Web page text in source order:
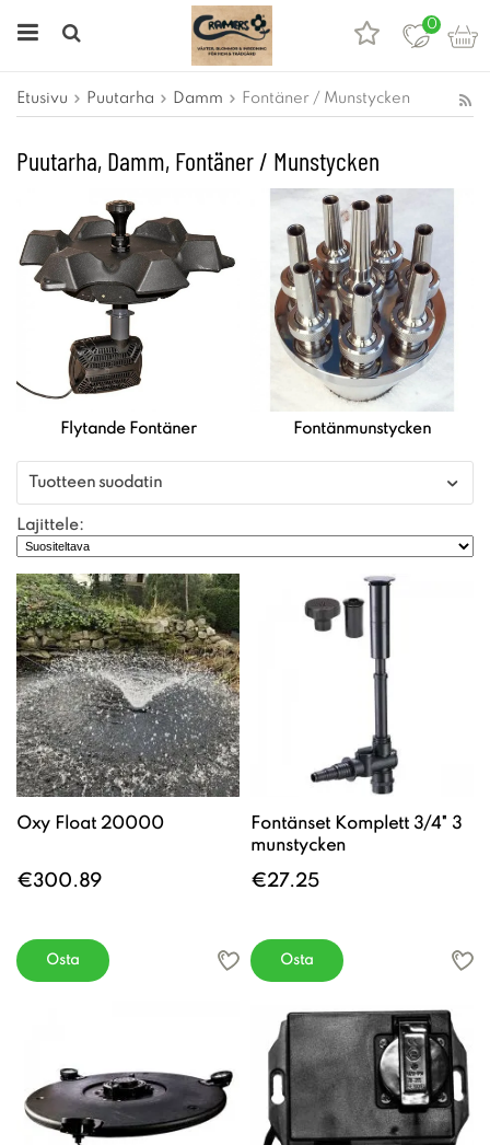
0
Etusivu Puutarha Damm Fontäner / Munstycken
Puutarha, Damm, Fontäner / Munstycken
Flytande Fontäner Fontänmunstycken
Tuotteen suodatin
Lajittele:
Oxy Float 20000
€300.89
Osta
Fontänset Komplett 3/4" 3
munstycken
€27.25
Osta